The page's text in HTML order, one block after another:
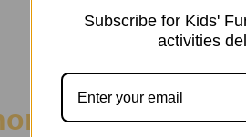
of तारा
Subscribe for Kids'
activities